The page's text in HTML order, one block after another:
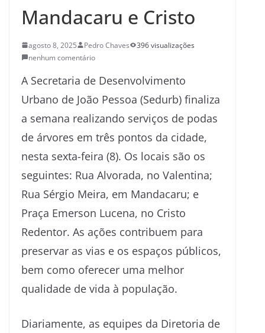
Mandacaru e Cristo
agosto 8, 2025 Pedro Chaves
396 visualizações
nenhum comentário
A Secretaria de Desenvolvimento
Urbano de João Pessoa (Sedurb) finaliza
a semana realizando serviços de podas
de árvores em três pontos da cidade,
nesta sexta-feira (8). Os locais são os
seguintes: Rua Alvorada, no Valentina;
Rua Sérgio Meira, em Mandacaru; e
Praça Emerson Lucena, no Cristo
Redentor. As ações contribuem para
preservar as vias e os espaços públicos,
bem como oferecer uma melhor
qualidade de vida à população.
Diariamente, as equipes da Diretoria de